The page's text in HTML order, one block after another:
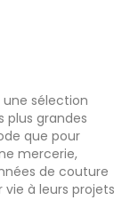
une sélection
plus grandes
que pour
mercerie,
de couture
à leurs projets